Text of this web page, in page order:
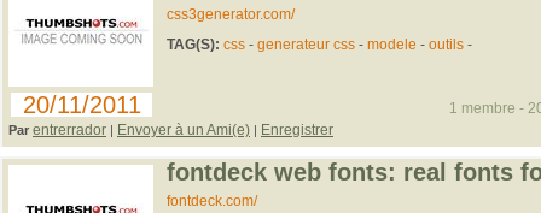
20/11/2011
css3generator.com/
TAG(S): css - generateur css- modele - outils-
Par entrerrador | Envoyer à un Ami(e) | Enregistrer
1 membre -
fontdeck web fonts: real fonts
fontdeck.com/